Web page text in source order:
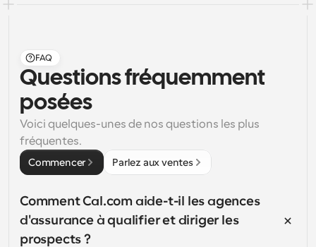
FAQ
Questions fréquemment
posées
Voici quelques-unes de nos questions les plus
fréquentes.
Commencer Parlez aux ventes
Comment Cal.com aide-t-il les agences
d'assurance à qualifier et diriger les
prospects ?